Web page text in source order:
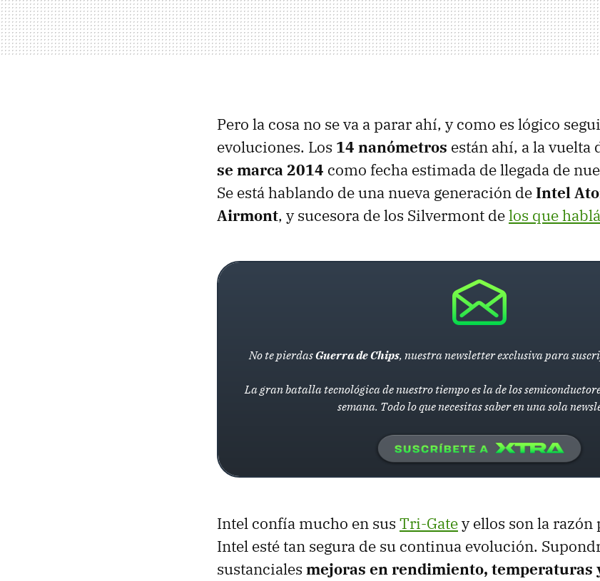
Pero la cosa no se va a parar ahí, y como es lógico
evoluciones. Los 14 nanómetros están ahí, a la vuelta
se marca 2014 como fecha estimada de llegada de
Se está hablando de una nueva generación deIntel
Airmont, y sucesora de los Silvermont delos que
No te pierdasGuerra de Chips, nuestra newsletter exclusiva para
La gran batalla tecnológica de nuestro tiempo es la de los
semana. Todo lo que necesitas saber en una sola
Intel confía mucho en sus Tri-Gatey ellos son la
Intel esté tan segura de su continua evolución.
sustanciales mejoras en rendimiento, temperaturas